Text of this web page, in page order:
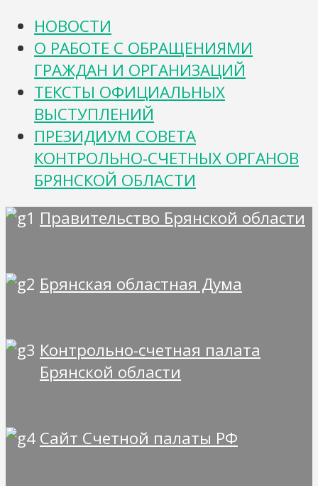
НОВОСТИ
О РАБОТЕ С ОБРАЩЕНИЯМИ
ГРАЖДАН И ОРГАНИЗАЦИЙ
ТЕКСТЫ ОФИЦИАЛЬНЫХ
ВЫСТУПЛЕНИЙ
ПРЕЗИДИУМ СОВЕТА
КОНТРОЛЬНО-СЧЕТНЫХ ОРГАНОВ
БРЯНСКОЙ ОБЛАСТИ
Правительство Брянской области
Брянская областная Дума
Контрольно-счетная палата
Брянской области
Сайт Счетной палаты РФ